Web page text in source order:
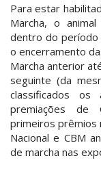
Para estar
Marcha, o
dentro do período
o encerramento
Marcha anterior
seguinte (da
classificados os
premiações de
primeiros prêmios
Nacional e CBM
de marcha nas